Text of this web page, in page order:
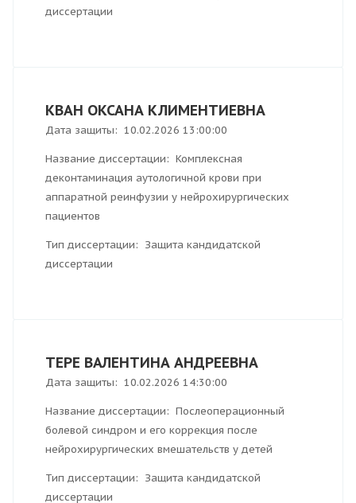
диссертации
КВАН ОКСАНА КЛИМЕНТИЕВНА
Дата защиты: 10.02.2026 13:00:00
Название диссертации: Комплексная
деконтаминация аутологичной крови при
аппаратной реинфузии у нейрохирургических
пациентов
Тип диссертации: Защита кандидатской
диссертации
ТЕРЕ ВАЛЕНТИНА АНДРЕЕВНА
Дата защиты: 10.02.2026 14:30:00
Название диссертации: Послеоперационный
болевой синдром и его коррекция после
нейрохирургических вмешательств у детей
Тип диссертации: Защита кандидатской
диссертации